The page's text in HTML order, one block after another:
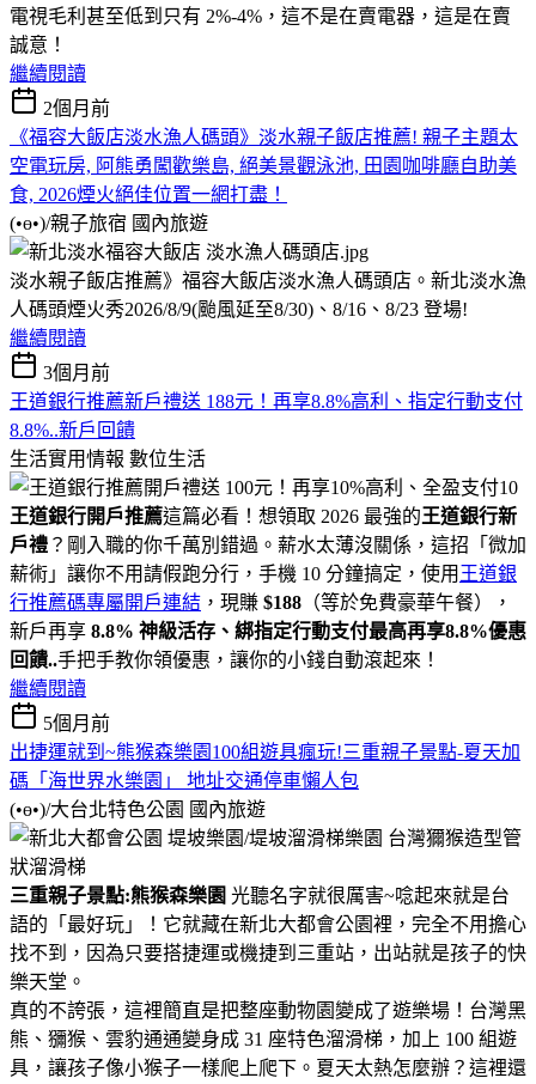
電視毛利甚至低到只有 2%-4%，這不是在賣電器，這是在賣
誠意！
繼續閱讀
2個月前
《福容大飯店淡水漁人碼頭》淡水親子飯店推薦! 親子主題太
空電玩房, 阿熊勇闖歡樂島, 絕美景觀泳池, 田園咖啡廳自助美
食, 2026煙火絕佳位置一網打盡！
(•ө•)/親子旅宿 國內旅遊
淡水親子飯店推薦》福容大飯店淡水漁人碼頭店。新北淡水漁
人碼頭煙火秀2026/8/9(颱風延至8/30)、8/16、8/23 登場!
繼續閱讀
3個月前
王道銀行推薦新戶禮送 188元！再享8.8%高利、指定行動支付
8.8%..新戶回饋
生活實用情報 數位生活
王道銀行開戶推薦這篇必看！想領取 2026 最強的王道銀行新
戶禮 ？剛入職的你千萬別錯過。薪水太薄沒關係，這招「微加
薪術」讓你不用請假跑分行，手機 10 分鐘搞定，使用 王道銀
行推薦碼專屬開戶連結 ，現賺 $188 （等於免費豪華午餐），
新戶再享 8.8% 神級活存、綁指定行動支付最高再享8.8%優惠
回饋..手把手教你領優惠，讓你的小錢自動滾起來！
繼續閱讀
5個月前
出捷運就到~熊猴森樂園100組遊具瘋玩!三重親子景點-夏天加
碼「海世界水樂園」 地址交通停車懶人包
(•ө•)/大台北特色公園 國內旅遊
三重親子景點:熊猴森樂園 光聽名字就很厲害~唸起來就是台
語的「最好玩」！它就藏在新北大都會公園裡，完全不用擔心
找不到，因為只要搭捷運或機捷到三重站，出站就是孩子的快
樂天堂。
真的不誇張，這裡簡直是把整座動物園變成了遊樂場！台灣黑
熊、獼猴、雲豹通通變身成 31 座特色溜滑梯，加上 100 組遊
具，讓孩子像小猴子一樣爬上爬下。夏天太熱怎麼辦？這裡還